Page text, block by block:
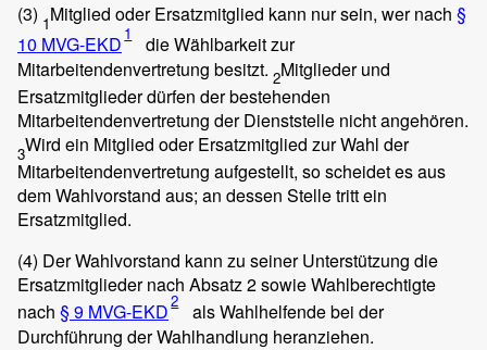
(3) 1Mitglied oder Ersatzmitglied kann nur sein, wer nach §
10 MVG-EKD 1
die Wählbarkeit zur
Mitarbeitendenvertretung besitzt. 2Mitglieder und
Ersatzmitglieder dürfen der bestehenden
Mitarbeitendenvertretung der Dienststelle nicht angehören.
3Wird ein Mitglied oder Ersatzmitglied zur Wahl der
Mitarbeitendenvertretung aufgestellt, so scheidet es aus
dem Wahlvorstand aus; an dessen Stelle tritt ein
Ersatzmitglied.
(4) Der Wahlvorstand kann zu seiner Unterstützung die
Ersatzmitglieder nach Absatz 2 sowie Wahlberechtigte
nach § 9 MVG-EKD2
als Wahlhelfende bei der
Durchführung der Wahlhandlung heranziehen.